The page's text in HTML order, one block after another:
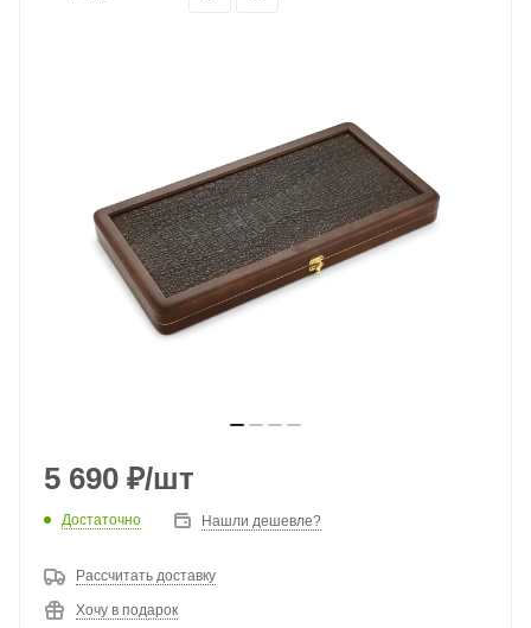
5 690 ₽/шт
Достаточно Нашли дешевле?
Рассчитать доставку
Хочу в подарок